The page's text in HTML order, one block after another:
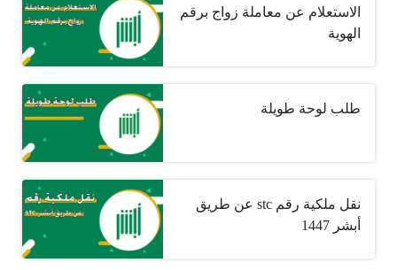
الاستعلام عن معاملة زواج برقم
الهوية
طلب لوحة طويلة
نقل ملكية رقم stc عن طريق
أبشر 1447